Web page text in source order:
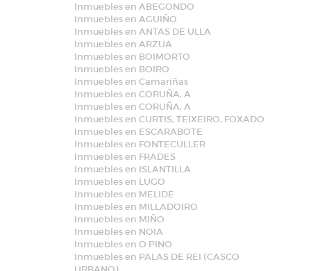
Inmuebles en ABEGONDO
Inmuebles en AGUIÑO
Inmuebles en ANTAS DE ULLA
Inmuebles en ARZUA
Inmuebles en BOIMORTO
Inmuebles en BOIRO
Inmuebles en Camariñas
Inmuebles en CORUÑA, A
Inmuebles en CORUÑA, A
Inmuebles en CURTIS, TEIXEIRO, FOXADO
Inmuebles en ESCARABOTE
Inmuebles en FONTECULLER
Inmuebles en FRADES
Inmuebles en ISLANTILLA
Inmuebles en LUGO
Inmuebles en MELIDE
Inmuebles en MILLADOIRO
Inmuebles en MIÑO
Inmuebles en NOIA
Inmuebles en O PINO
Inmuebles en PALAS DE REI (CASCO